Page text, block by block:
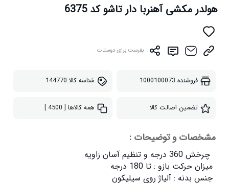
هولدر مکشی آهنربا دار تاشو کد 6375
بفرست برای دوستات
فروشنده 1000100073 شناسه کالا 144770
تضمین اصالت کالا همه کالاها [ 4500 ]
مشخصات و توضیحات :